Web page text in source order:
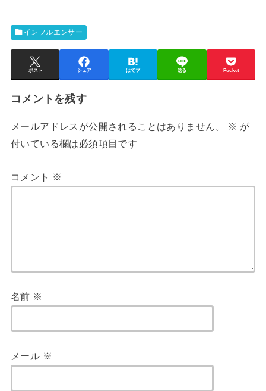
インフルエンサー
ポスト シェア はてブ 送る Pocket
コメントを残す
メールアドレスが公開されることはありません。 ※ が
付いている欄は必須項目です
コメント ※
名前 ※
メール ※